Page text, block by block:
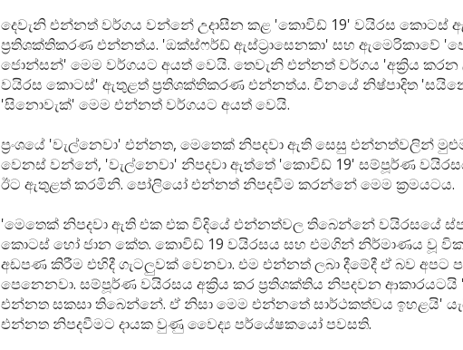
දෙවැනි එන්නත් වර්ගය වන්නේ උදාසීන කළ 'කොවිඩ් 19' වයිරස කොටස්
ප්‍රතිශක්තිකරණ එන්නත්ය. 'ඔක්ස්ෆර්ඩ් ඇස්ට්‍රාසෙනකා' සහ ඇමෙරිකාවේ
ජොන්සන්' මෙම වර්ගයට අයත් වෙයි. තෙවැනි එන්නත් වර්ගය 'අක්‍රිය කරන
වයිරස කොටස්' ඇතුළත් ප්‍රතිශක්තිකරණ එන්නත්ය. චීනයේ නිෂ්පාදිත
'සිනොවැක්' මෙම එන්නත් වර්ගයට අයත් වෙයි.
ප්‍රංශයේ 'වැල්නෙවා' එන්නත, මෙතෙක් නිපදවා ඇති සෙසු එන්නත්වලින්
වෙනස් වන්නේ, 'වැල්නෙවා' නිපදවා ඇත්තේ 'කොවිඩ් 19' සම්පූර්ණ
ඊට ඇතුළත් කරමිනි. පෝලියෝ එන්නත් නිපදවීම කරන්නේ මෙම ක්‍රමයටය.
'මෙතෙක් නිපදවා ඇති එක එක විදියේ එන්නත්වල තිබෙන්නේ වයිරසයේ
කොටස් හෝ ජාන කේත. කොවිඩ් 19 වයිරසය සහ එමගින් නිර්මාණය වූ
අඩපණ කිරීම එහිදී ගැටලුවක් වෙනවා. එම එන්නත් ලබා දීමේදී ඒ බව අපට
පෙනෙනවා. සම්පූර්ණ වයිරසය අක්‍රිය කර ප්‍රතිශක්තිය නිපදවන ආකාරයටයි
එන්නත සකසා තිබෙන්නේ. ඒ නිසා මෙම එන්නතේ සාර්ථකත්වය ඉහළයි'
එන්නත නිපදවීමට දායක වුණු වෛද්‍ය පර්යේෂකයෝ පවසති.